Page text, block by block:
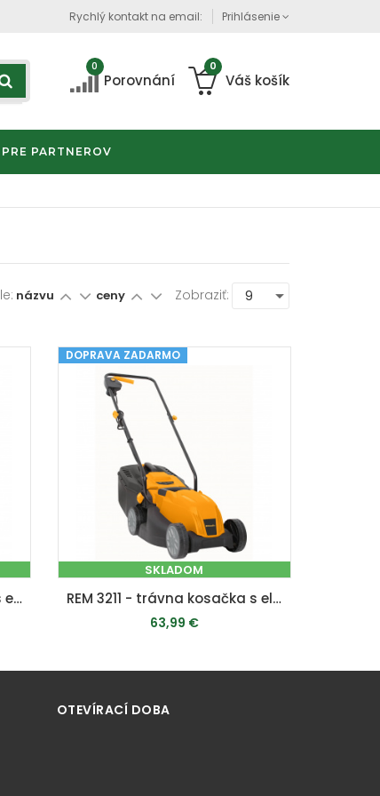
Rychlý kontakt na email: Prihlásenie
0
Porovnání
0
Váš košík
PARTNEROV
Zobraziť:
názvu ceny
REM 3817 - trávna kosačka s elektrickým motorom 2 v 1
DOPRAVA ZADARMO
SKLADOM
REM 3211 - trávna kosačka s elektrickým motorom 2 v 1
63,99 €
PRIDAŤ DO KOŠÍKA
OTEVÍRACÍ DOBA